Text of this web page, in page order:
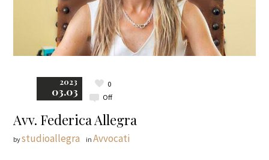
2023
03.03 Off
0
Avv. Federica Allegra
bystudioallegra inAvvocati